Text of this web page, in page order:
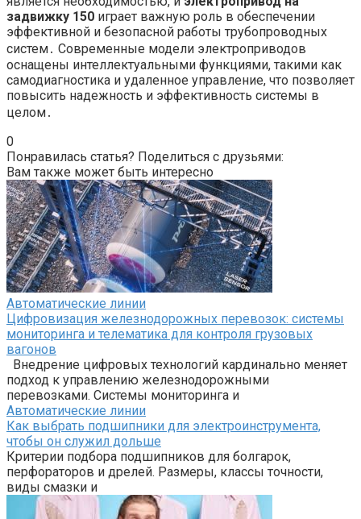
задвижку 150 играет важную роль в обеспечении
эффективной и безопасной работы трубопроводных
систем․ Современные модели электроприводов
оснащены интеллектуальными функциями, такими как
самодиагностика и удаленное управление, что позволяет
повысить надежность и эффективность системы в
целом․
0
Понравилась статья? Поделиться с друзьями:
Вам также может быть интересно
Автоматические линии
Цифровизация железнодорожных перевозок: системы
мониторинга и телематика для контроля грузовых
вагонов
Внедрение цифровых технологий кардинально меняет
подход к управлению железнодорожными
перевозками. Системы мониторинга и
Автоматические линии
Как выбрать подшипники для электроинструмента,
чтобы он служил дольше
Критерии подбора подшипников для болгарок,
перфораторов и дрелей. Размеры, классы точности,
виды смазки и